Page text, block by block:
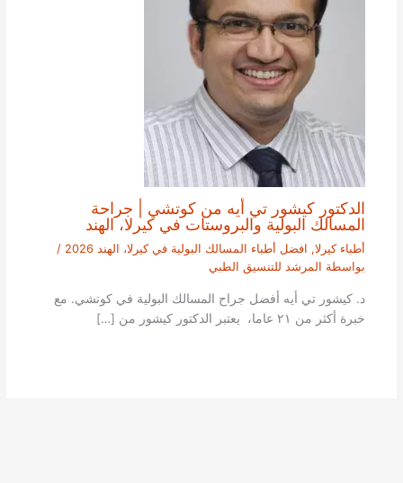
الدكتور كيشور تي أيه من كوتشي | جراحة
المسالك البولية والبروستات في كيرلا، الهند
أطباء كيرلا, افضل أطباء المسالك البولية في كيرلا، الهند 2026
/
بواسطة المرشد للتنسيق الطبي
د. كيشور تي أيه أفضل جراح المسالك البولية في كوتشي. مع
خبرة أكثر من ٢١ عاما، يعتبر الدكتور كيشور من […]